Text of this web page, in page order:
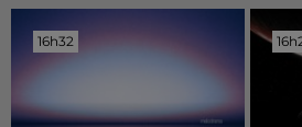
16h32
16h32